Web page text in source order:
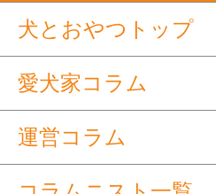
犬とおやつトップ
愛犬家コラム
運営コラム